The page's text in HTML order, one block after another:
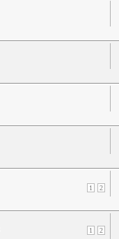
1 2
1 2